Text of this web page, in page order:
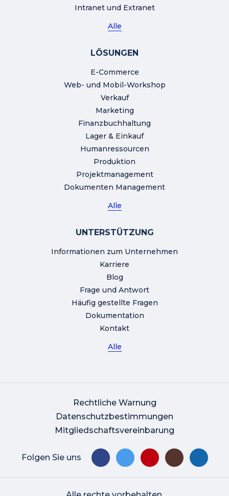
Intranet und Extranet
Alle
LÖSUNGEN
E-Commerce
Web- und Mobil-Workshop
Verkauf
Marketing
Finanzbuchhaltung
Lager & Einkauf
Humanressourcen
Produktion
Projektmanagement
Dokumenten Management
Alle
UNTERSTÜTZUNG
Informationen zum Unternehmen
Karriere
Blog
Frage und Antwort
Häufig gestellte Fragen
Dokumentation
Kontakt
Alle
Rechtliche Warnung
Datenschutzbestimmungen
Mitgliedschaftsvereinbarung
Folgen Sie uns